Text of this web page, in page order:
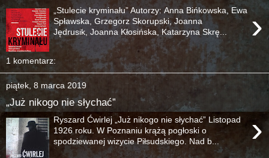
›
„Stulecie kryminału” Autorzy: Anna Bińkowska, Ewa
Spławska, Grzegorz Skorupski, Joanna
Jędrusik, Joanna Kłosińska, Katarzyna Skrę...
1 komentarz:
piątek, 8 marca 2019
„Już nikogo nie słychać”
›
Ryszard Ćwirlej „Już nikogo nie słychać” Listopad
1926 roku. W Poznaniu krążą pogłoski o
spodziewanej wizycie Piłsudskiego. Nad b...